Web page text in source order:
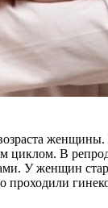
В
У женщин